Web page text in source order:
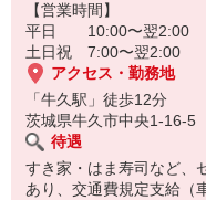
【営業時間】
平日 10:00〜翌2:00
土日祝 7:00〜翌2:00
アクセス・勤務地
「牛久駅」徒歩12分
茨城県牛久市中央1-16-5
待遇
すき家・はま寿司など、
あり、交通費規定支給（